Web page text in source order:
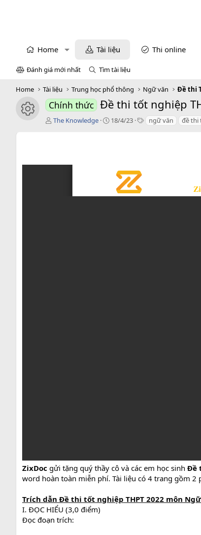
Home Tài liệu Thi online
Đánh giá mới nhất Tìm tài liệu
Home Tài liệu Trung học phổ thông Ngữ văn Đề thi
icon tài liệu
Chính thức Đề thi tốt nghiệp
T
ả
The Knowledge
C18/4/23
T ngữ văn đề thi
ZixDoc gửi tặng quý thầy cô và các em học sinh Đề
word hoàn toàn miễn phí. Tài liệu có 4 trang gồm
Trích dẫn Đề thi tốt nghiệp THPT 2022 môn
I. ĐỌC HIỂU (3,0 điểm)
Đọc đoạn trích: